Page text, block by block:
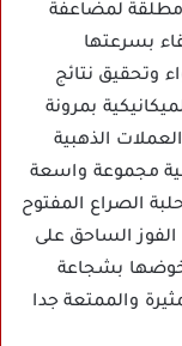
مطلقة لمضاعفة
بسرعتها
وتحقيق نتائج
بمرونة
الذهبية
مجموعة واسعة
الصراع المفتوح
الساحق على
بشجاعة
والممتعة جدا